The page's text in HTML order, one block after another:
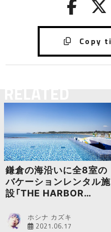
鎌倉の海沿いに全8室の
バケーションレンタル施
設「THE HARBOR
ホシナ カズキ
2021.06.17